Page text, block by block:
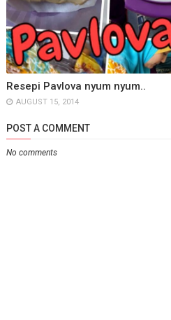
Resepi Pavlova nyum nyum..
AUGUST 15, 2014
POST A COMMENT
No comments